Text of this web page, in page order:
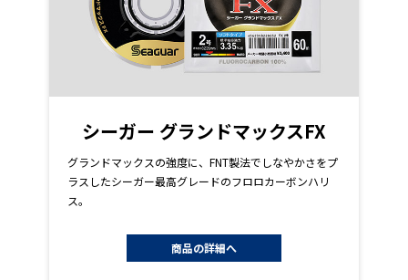
シーガー グランドマックスFX
グランドマックスの強度に、FNT製法でしなやかさをプ
ラスしたシーガー最高グレードのフロロカーボンハリ
ス。
商品の詳細へ